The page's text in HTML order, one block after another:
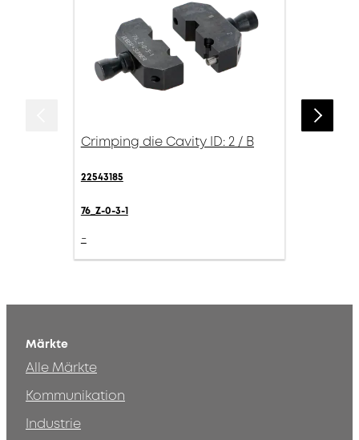
Crimping die Cavity ID: 2 / B
22543185
76_Z-0-3-1
-
Märkte
Alle Märkte
Kommunikation
Industrie